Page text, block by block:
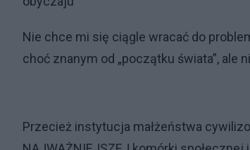
Nie chce mi się ciągle wracać do
choć znanym od „początku świata”, ale
Przecież instytucja małżeństwa